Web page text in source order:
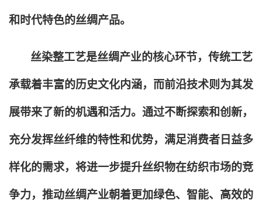
和时代特色的丝绸产品。
丝染整工艺是丝绸产业的核心环节，传统工艺
承载着丰富的历史文化内涵，而前沿技术则为其发
展带来了新的机遇和活力。通过不断探索和创新，
充分发挥丝纤维的特性和优势，满足消费者日益多
样化的需求，将进一步提升丝织物在纺织市场的竞
争力，推动丝绸产业朝着更加绿色、智能、高效的